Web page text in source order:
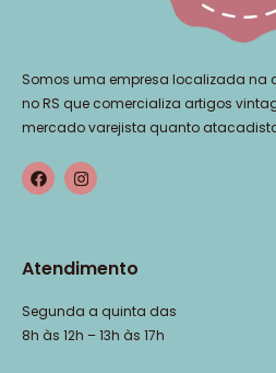
Somos uma empresa localizada na
no RS que comercializa artigos
mercado varejista quanto
Atendimento
Segunda a quinta das
8h às 12h – 13h às 17h